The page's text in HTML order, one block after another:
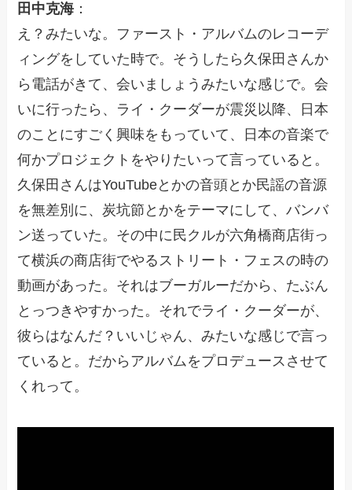
田中克海 ：
え？みたいな。ファースト・アルバムのレコーデ
ィングをしていた時で。そうしたら久保田さんか
ら電話がきて、会いましょうみたいな感じで。会
いに行ったら、ライ・クーダーが震災以降、日本
のことにすごく興味をもっていて、日本の音楽で
何かプロジェクトをやりたいって言っていると。
久保田さんはYouTubeとかの音頭とか民謡の音源
を無差別に、炭坑節とかをテーマにして、バンバ
ン送っていた。その中に民クルが六角橋商店街っ
て横浜の商店街でやるストリート・フェスの時の
動画があった。それはブーガルーだから、たぶん
とっつきやすかった。それでライ・クーダーが、
彼らはなんだ？いいじゃん、みたいな感じで言っ
ていると。だからアルバムをプロデュースさせて
くれって。